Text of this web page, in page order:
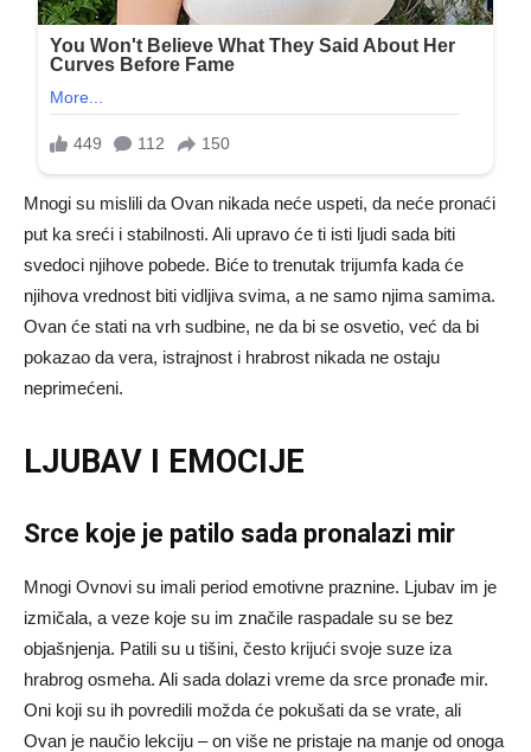
Mnogi su mislili da Ovan nikada neće uspeti, da neće pronaći
put ka sreći i stabilnosti. Ali upravo će ti isti ljudi sada biti
svedoci njihove pobede. Biće to trenutak trijumfa kada će
njihova vrednost biti vidljiva svima, a ne samo njima samima.
Ovan će stati na vrh sudbine, ne da bi se osvetio, već da bi
pokazao da vera, istrajnost i hrabrost nikada ne ostaju
neprimećeni.
LJUBAV I EMOCIJE
Srce koje je patilo sada pronalazi mir
Mnogi Ovnovi su imali period emotivne praznine. Ljubav im je
izmičala, a veze koje su im značile raspadale su se bez
objašnjenja. Patili su u tišini, često krijući svoje suze iza
hrabrog osmeha. Ali sada dolazi vreme da srce pronađe mir.
Oni koji su ih povredili možda će pokušati da se vrate, ali
Ovan je naučio lekciju – on više ne pristaje na manje od onoga